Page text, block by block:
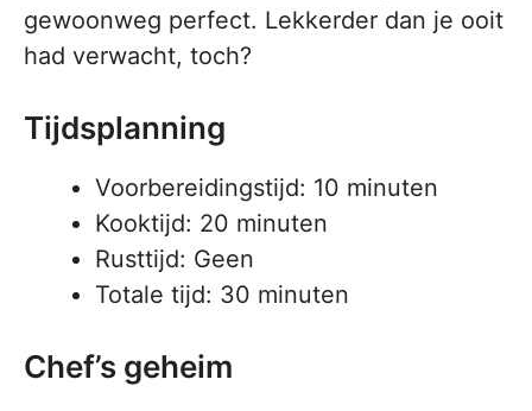
gewoonweg perfect. Lekkerder dan je ooit
had verwacht, toch?
Tijdsplanning
Voorbereidingstijd: 10 minuten
Kooktijd: 20 minuten
Rusttijd: Geen
Totale tijd: 30 minuten
Chef’s geheim